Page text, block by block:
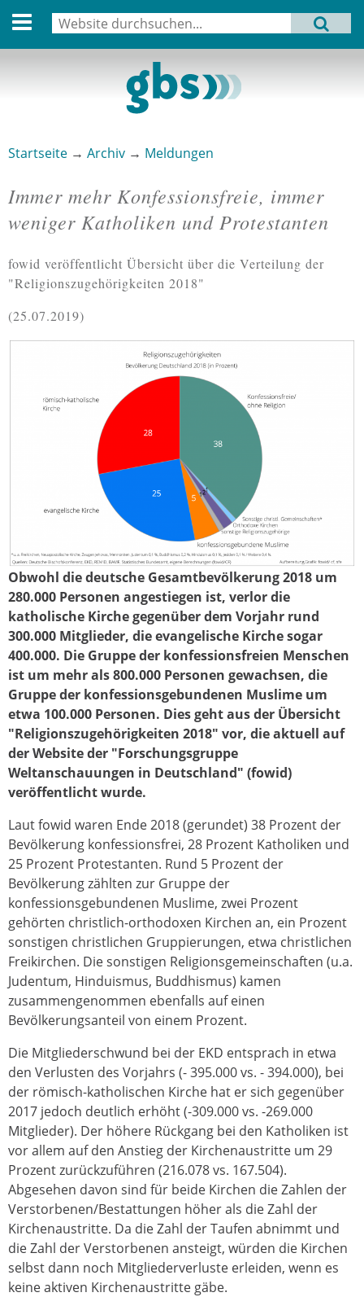
English version
Termine
Verbindungen
Datenschutz
MENU
Startseite → Archiv → Meldungen
Immer mehr Konfessionsfreie, immer
weniger Katholiken und Protestanten
fowid veröffentlicht Übersicht über die Verteilung der
"Religionszugehörigkeiten 2018"
25.07.2019
religionsverteilung_deutschland_2018.png
Obwohl die deutsche Gesamtbevölkerung 2018 um
280.000 Personen angestiegen ist, verlor die
katholische Kirche gegenüber dem Vorjahr rund
300.000 Mitglieder, die evangelische Kirche sogar
400.000. Die Gruppe der konfessionsfreien Menschen
ist um mehr als 800.000 Personen gewachsen, die
Gruppe der konfessionsgebundenen Muslime um
etwa 100.000 Personen. Dies geht aus der Übersicht
"Religionszugehörigkeiten 2018" vor, die aktuell auf
der Website der "Forschungsgruppe
Weltanschauungen in Deutschland" (fowid)
veröffentlicht wurde.
Laut fowid waren Ende 2018 (gerundet) 38 Prozent der
Bevölkerung konfessionsfrei, 28 Prozent Katholiken und
25 Prozent Protestanten. Rund 5 Prozent der
Bevölkerung zählten zur Gruppe der
konfessionsgebundenen Muslime, zwei Prozent
gehörten christlich-orthodoxen Kirchen an, ein Prozent
sonstigen christlichen Gruppierungen, etwa christlichen
Freikirchen. Die sonstigen Religionsgemeinschaften (u.a.
Judentum, Hinduismus, Buddhismus) kamen
zusammengenommen ebenfalls auf einen
Bevölkerungsanteil von einem Prozent.
Die Mitgliederschwund bei der EKD entsprach in etwa
den Verlusten des Vorjahrs (- 395.000 vs. - 394.000), bei
der römisch-katholischen Kirche hat er sich gegenüber
2017 jedoch deutlich erhöht (-309.000 vs. -269.000
Mitglieder). Der höhere Rückgang bei den Katholiken ist
vor allem auf den Anstieg der Kirchenaustritte um 29
Prozent zurückzuführen (216.078 vs. 167.504).
Abgesehen davon sind für beide Kirchen die Zahlen der
Verstorbenen/Bestattungen höher als die Zahl der
Kirchenaustritte. Da die Zahl der Taufen abnimmt und
die Zahl der Verstorbenen ansteigt, würden die Kirchen
selbst dann noch Mitgliederverluste erleiden, wenn es
keine aktiven Kirchenaustritte gäbe.
Suchformular
Suche